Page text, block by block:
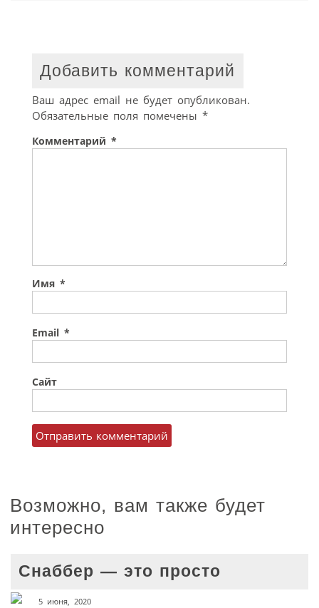
Добавить комментарий
Ваш адрес email не будет опубликован.
Обязательные поля помечены *
Комментарий *
Имя *
Email *
Сайт
Возможно, вам также будет
интересно
Снаббер — это просто
5 июня, 2020